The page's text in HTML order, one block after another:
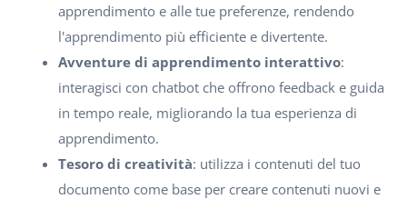
apprendimento e alle tue preferenze, rendendo
l'apprendimento più efficiente e divertente.
Avventure di apprendimento interattivo:
interagisci con chatbot che offrono feedback e guida
in tempo reale, migliorando la tua esperienza di
apprendimento.
Tesoro di creatività: utilizza i contenuti del tuo
documento come base per creare contenuti nuovi e